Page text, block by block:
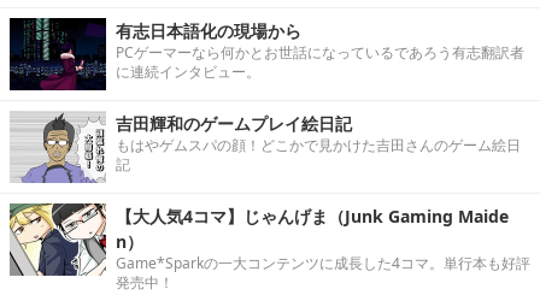
有志日本語化の現場から
PCゲーマーなら何かとお世話になっているであろう有志翻訳者
に連続インタビュー。
吉田輝和のゲームプレイ絵日記
もはやゲムスパの顔！どこかで見かけた吉田さんのゲーム絵日
記
【大人気4コマ】じゃんげま（Junk Gaming Maide
n）
Game*Sparkの一大コンテンツに成長した4コマ。単行本も好評
発売中！